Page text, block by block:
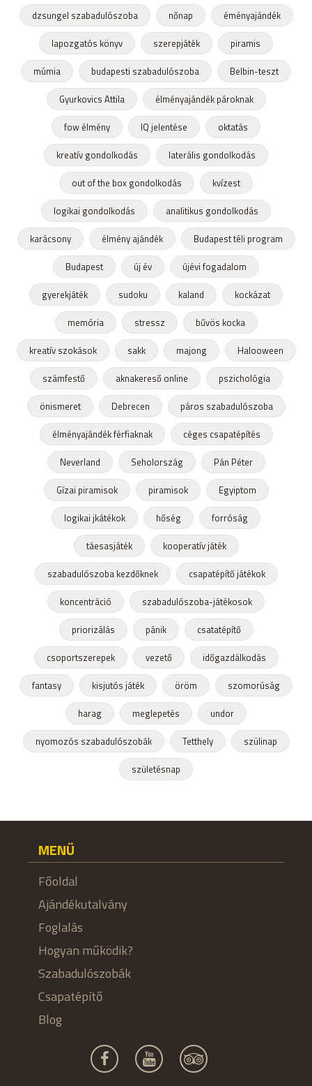
dzsungel szabadulószoba
nőnap
éményajándék
lapozgatós könyv
szerepjáték
piramis
múmia
budapesti szabadulószoba
Belbin-teszt
Gyurkovics Attila
élményajándék pároknak
fow élmény
IQ jelentése
oktatás
kreatív gondolkodás
laterális gondolkodás
out of the box gondolkodás
kvízest
logikai gondolkodás
analitikus gondolkodás
karácsony
élmény ajándék
Budapest téli program
Budapest
új év
újévi fogadalom
gyerekjáték
sudoku kaland
kockázat
memória
stressz
bűvös kocka
kreatív szokások
sakk majong
Halooween
számfestő
aknakereső online
pszichológia
önismeret
Debrecen
páros szabadulószoba
élményajándék férfiaknak
céges csapatépítés
Neverland
Seholország
Pán Péter
Gízai piramisok
piramisok
Egyiptom
logikai jkátékok
hőség
forróság
táesasjáték
kooperatív játék
szabadulószoba kezdőknek
csapatépítő játékok
koncentráció
szabadulószoba-játékosok
priorizálás
pánik
csatatépítő
csoportszerepek
vezető
időgazdálkodás
fantasy
kisjutós játék öröm
szomorúság
harag
meglepetés
undor
nyomozós szabadulószobák
Tetthely
szülinap
születésnap
MENÜ
Főoldal
Ajándékutalvány
Foglalás
Hogyan működik?
Szabadulószobák
Csapatépítő
Blog